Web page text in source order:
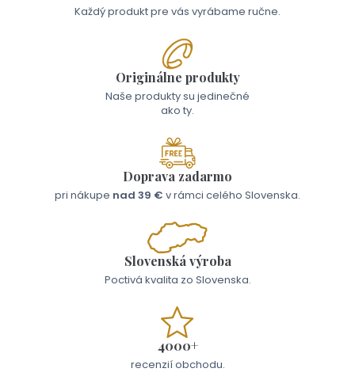
Každý produkt pre vás vyrábame ručne.
Originálne produkty
Naše produkty su jedinečné
ako ty.
Doprava zadarmo
pri nákupe nad 39 € v rámci celého Slovenska.
Slovenská výroba
Poctivá kvalita zo Slovenska.
4000+
recenzií obchodu.